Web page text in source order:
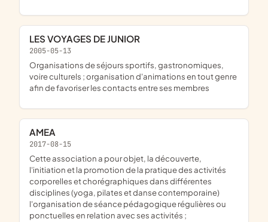
LES VOYAGES DE JUNIOR
2005-05-13
organisations de séjours sportifs, gastronomiques,
voire culturels ; organisation d'animations en tout genre
afin de favoriser les contacts entre ses membres
AMEA
2017-08-15
cette association a pour objet, la découverte,
l'initiation et la promotion de la pratique des activités
corporelles et chorégraphiques dans différentes
disciplines (yoga, pilates et danse contemporaine)
l'organisation de séance pédagogique régulières ou
ponctuelles en relation avec ses activités ;